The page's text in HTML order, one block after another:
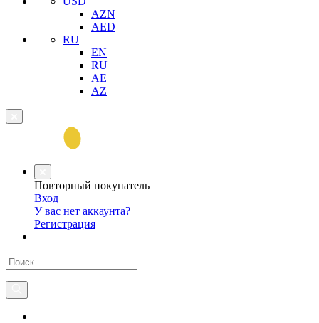
AZN
AED
RU
EN
RU
AE
AZ
Повторный покупатель
Вход
У вас нет аккаунта?
Регистрация